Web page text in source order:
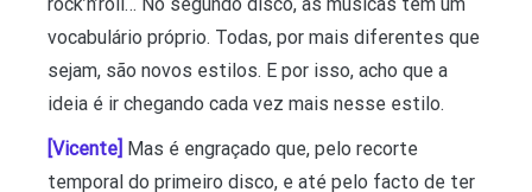
vocabulário próprio. Todas, por mais diferentes que
sejam, são novos estilos. E por isso, acho que a
ideia é ir chegando cada vez mais nesse estilo.
[Vicente] Mas é engraçado que, pelo recorte
temporal do primeiro disco, e até pelo facto de ter